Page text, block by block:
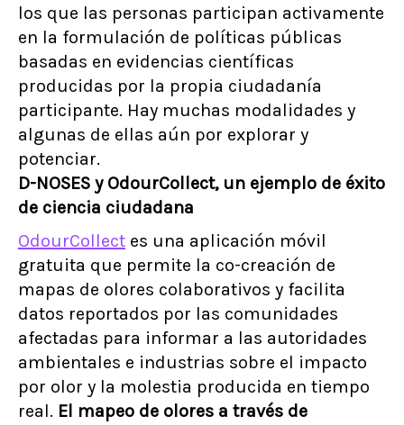
los que las personas participan activamente
en la formulación de políticas públicas
basadas en evidencias científicas
producidas por la propia ciudadanía
participante. Hay muchas modalidades y
algunas de ellas aún por explorar y
potenciar.
D-NOSES y OdourCollect, un ejemplo de éxito
de ciencia ciudadana
OdourCollect es una aplicación móvil
gratuita que permite la co-creación de
mapas de olores colaborativos y facilita
datos reportados por las comunidades
afectadas para informar a las autoridades
ambientales e industrias sobre el impacto
por olor y la molestia producida en tiempo
real. El mapeo de olores a través de